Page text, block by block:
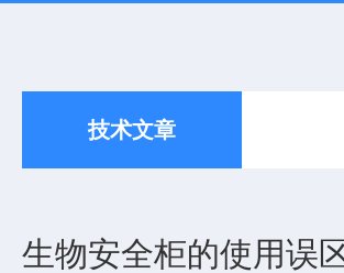
技术文章
生物安全柜的使用误